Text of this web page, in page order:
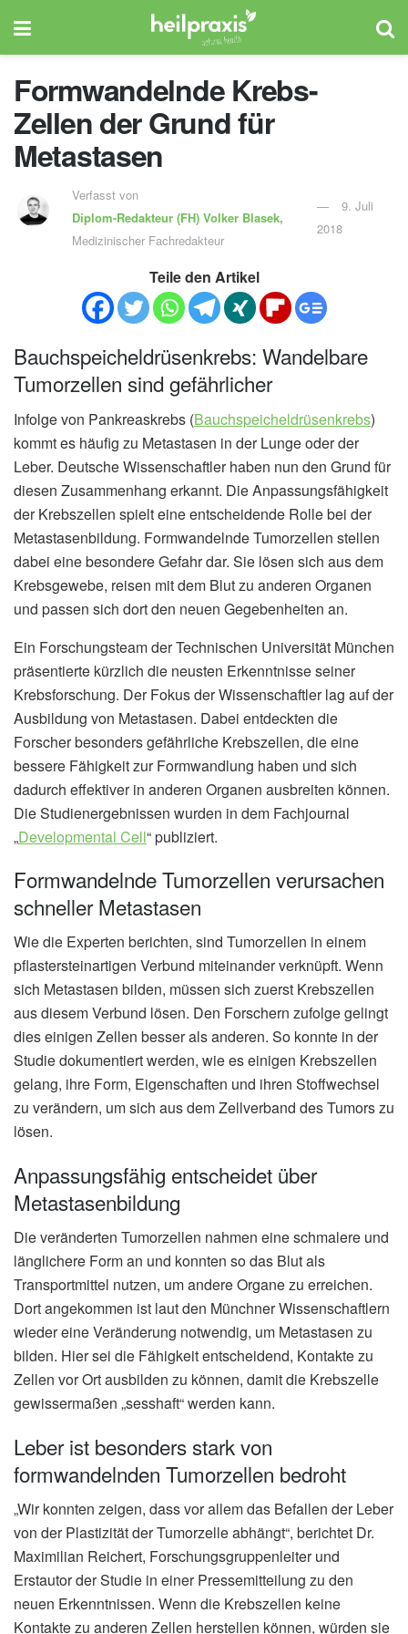
Formwandelnde Krebs-
Zellen der Grund für
Metastasen
Verfasst von
Diplom-Redakteur (FH)Volker Blasek,
Medizinischer Fachredakteur
9. Juli
2018
Teile den Artikel
Bauchspeicheldrüsenkrebs: Wandelbare
Tumorzellen sind gefährlicher
Infolge von Pankreaskrebs (Bauchspeicheldrüsenkrebs)
kommt es häufig zu Metastasen in der Lunge oder der
Leber. Deutsche Wissenschaftler haben nun den Grund für
diesen Zusammenhang erkannt. Die Anpassungsfähigkeit
der Krebszellen spielt eine entscheidende Rolle bei der
Metastasenbildung. Formwandelnde Tumorzellen stellen
dabei eine besondere Gefahr dar. Sie lösen sich aus dem
Krebsgewebe, reisen mit dem Blut zu anderen Organen
und passen sich dort den neuen Gegebenheiten an.
Ein Forschungsteam der Technischen Universität München
präsentierte kürzlich die neusten Erkenntnisse seiner
Krebsforschung. Der Fokus der Wissenschaftler lag auf der
Ausbildung von Metastasen. Dabei entdeckten die
Forscher besonders gefährliche Krebszellen, die eine
bessere Fähigkeit zur Formwandlung haben und sich
dadurch effektiver in anderen Organen ausbreiten können.
Die Studienergebnissen wurden in dem Fachjournal
„Developmental Cell“ publiziert.
Formwandelnde Tumorzellen verursachen
schneller Metastasen
Wie die Experten berichten, sind Tumorzellen in einem
pflastersteinartigen Verbund miteinander verknüpft. Wenn
sich Metastasen bilden, müssen sich zuerst Krebszellen
aus diesem Verbund lösen. Den Forschern zufolge gelingt
dies einigen Zellen besser als anderen. So konnte in der
Studie dokumentiert werden, wie es einigen Krebszellen
gelang, ihre Form, Eigenschaften und ihren Stoffwechsel
zu verändern, um sich aus dem Zellverband des Tumors zu
lösen.
Anpassungsfähig entscheidet über
Metastasenbildung
Die veränderten Tumorzellen nahmen eine schmalere und
länglichere Form an und konnten so das Blut als
Transportmittel nutzen, um andere Organe zu erreichen.
Dort angekommen ist laut den Münchner Wissenschaftlern
wieder eine Veränderung notwendig, um Metastasen zu
bilden. Hier sei die Fähigkeit entscheidend, Kontakte zu
Zellen vor Ort ausbilden zu können, damit die Krebszelle
gewissermaßen „sesshaft“ werden kann.
Leber ist besonders stark von
formwandelnden Tumorzellen bedroht
„Wir konnten zeigen, dass vor allem das Befallen der Leber
von der Plastizität der Tumorzelle abhängt“, berichtet Dr.
Maximilian Reichert, Forschungsgruppenleiter und
Erstautor der Studie in einer Pressemitteilung zu den
neuen Erkenntnissen. Wenn die Krebszellen keine
Kontakte zu anderen Zellen herstellen können, würden sie